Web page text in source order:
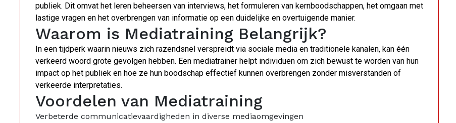
publiek. Dit omvat het leren beheersen van interviews, het formuleren van kernboodschappen, het omgaan met
lastige vragen en het overbrengen van informatie op een duidelijke en overtuigende manier.
Waarom is Mediatraining Belangrijk?
In een tijdperk waarin nieuws zich razendsnel verspreidt via sociale media en traditionele kanalen, kan één
verkeerd woord grote gevolgen hebben. Een mediatrainer helpt individuen om zich bewust te worden van hun
impact op het publiek en hoe ze hun boodschap effectief kunnen overbrengen zonder misverstanden of
verkeerde interpretaties.
Voordelen van Mediatraining
Verbeterde communicatievaardigheden in diverse mediaomgevingen